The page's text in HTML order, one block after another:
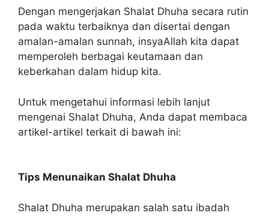
Dengan mengerjakan Shalat Dhuha secara rutin
pada waktu terbaiknya dan disertai dengan
amalan-amalan sunnah, insyaAllah kita dapat
memperoleh berbagai keutamaan dan
keberkahan dalam hidup kita.
Untuk mengetahui informasi lebih lanjut
mengenai Shalat Dhuha, Anda dapat membaca
artikel-artikel terkait di bawah ini:
Tips Menunaikan Shalat Dhuha
Shalat Dhuha merupakan salah satu ibadah